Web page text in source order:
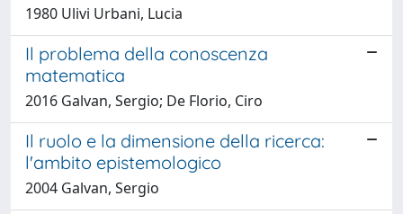
1980 Ulivi Urbani, Lucia
Il problema della conoscenza
matematica
2016 Galvan, Sergio; De Florio, Ciro
Il ruolo e la dimensione della ricerca:
l'ambito epistemologico
2004 Galvan, Sergio